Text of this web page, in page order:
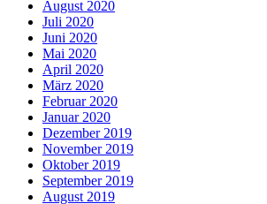
August 2020
Juli 2020
Juni 2020
Mai 2020
April 2020
März 2020
Februar 2020
Januar 2020
Dezember 2019
November 2019
Oktober 2019
September 2019
August 2019